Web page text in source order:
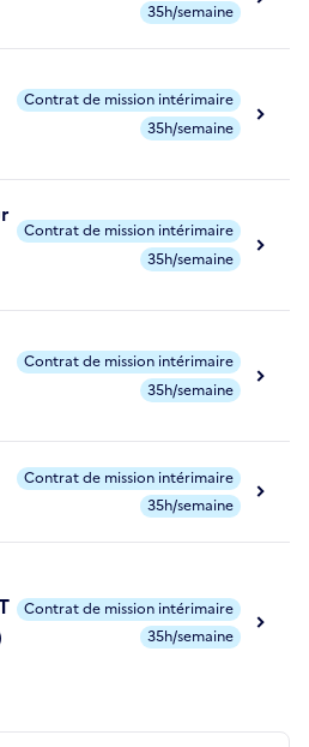
35h/semaine
Contrat de mission intérimaire
35h/semaine
Contrat de mission intérimaire
35h/semaine
Contrat de mission intérimaire
35h/semaine
Contrat de mission intérimaire
35h/semaine
Contrat de mission intérimaire
35h/semaine